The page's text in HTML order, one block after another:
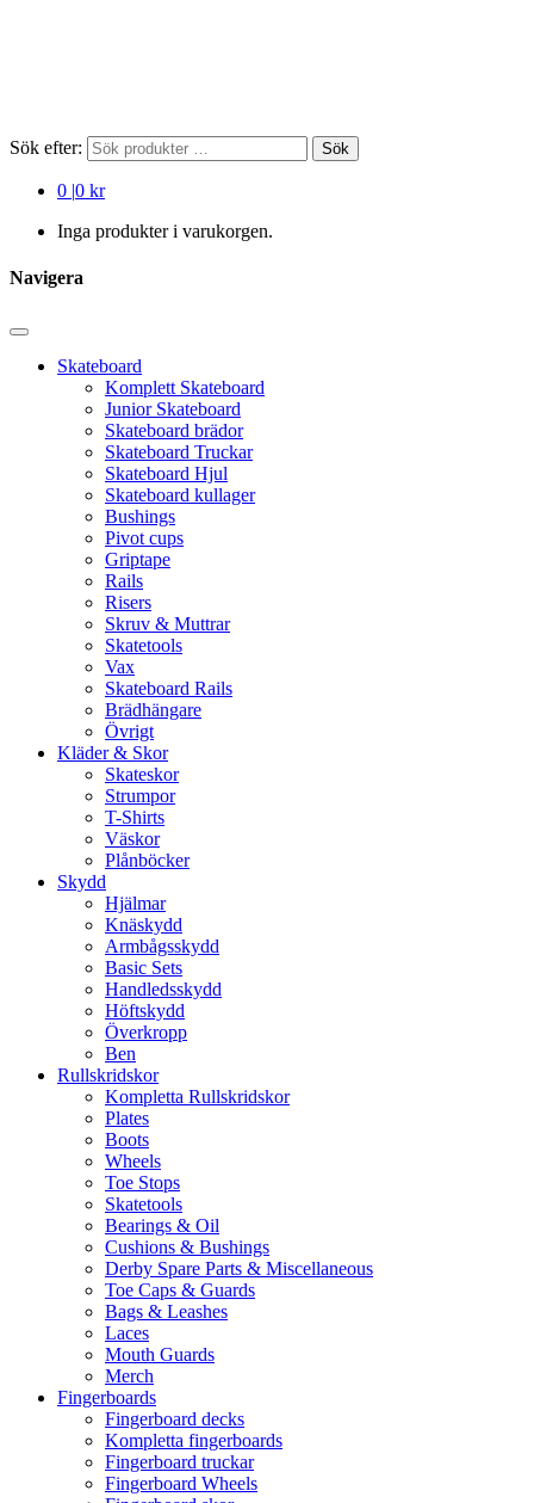
Sök efter: Sök
0 |0 kr
Inga produkter i varukorgen.
Navigera
Skateboard
Komplett Skateboard
Junior Skateboard
Skateboard brädor
Skateboard Truckar
Skateboard Hjul
Skateboard kullager
Bushings
Pivot cups
Griptape
Rails
Risers
Skruv & Muttrar
Skatetools
Vax
Skateboard Rails
Brädhängare
Övrigt
Kläder & Skor
Skateskor
Strumpor
T-Shirts
Väskor
Plånböcker
Skydd
Hjälmar
Knäskydd
Armbågsskydd
Basic Sets
Handledsskydd
Höftskydd
Överkropp
Ben
Rullskridskor
Kompletta Rullskridskor
Plates
Boots
Wheels
Toe Stops
Skatetools
Bearings & Oil
Cushions & Bushings
Derby Spare Parts & Miscellaneous
Toe Caps & Guards
Bags & Leashes
Laces
Mouth Guards
Merch
Fingerboards
Fingerboard decks
Kompletta fingerboards
Fingerboard truckar
Fingerboard Wheels